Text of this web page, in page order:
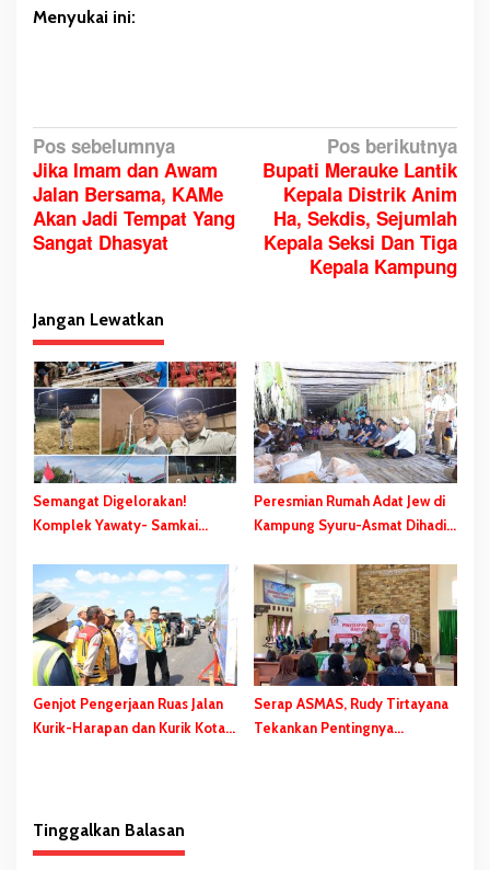
Menyukai ini:
N
a
v
i
s
i
p
o
s
Pos sebelumnya
Jika Imam dan Awam
Jalan Bersama, KAMe
Akan Jadi Tempat Yang
Sangat Dhasyat
Pos berikutnya
Bupati Merauke Lantik
Kepala Distrik Anim
Ha, Sekdis, Sejumlah
Kepala Seksi Dan Tiga
Kepala Kampung
Jangan Lewatkan
Semangat Digelorakan!
Komplek Yawaty- Samkai
RI ke-81 Terbentuk, Sejumlah
Kegiatan Dihelat
Peresmian Rumah Adat Jew di
Kampung Syuru-Asmat Dihadiri
Genjot Pengerjaan Ruas Jalan
Kurik-Harapan dan Kurik Kota-
Serap ASMAS, Rudy Tirtayana
Tekankan Pentingnya
Tinggalkan Balasan